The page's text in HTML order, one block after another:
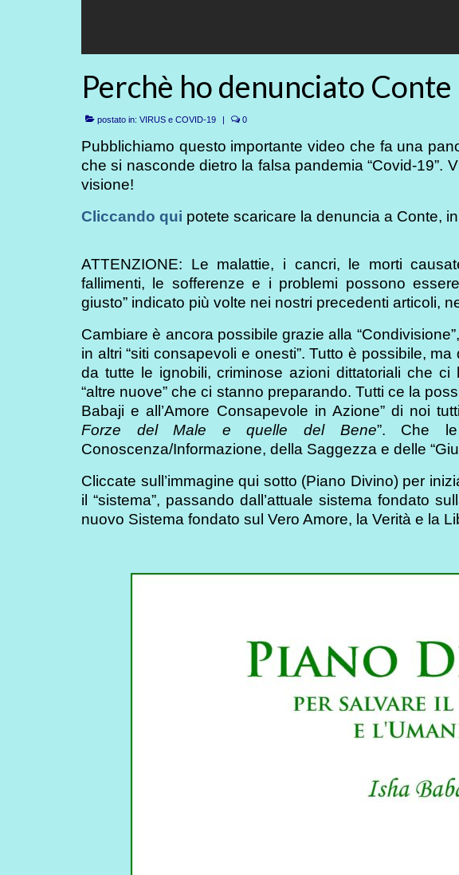
Perchè ho denunciato Conte
postato in: VIRUS e COVID-19 | 0
Pubblichiamo questo importante video che fa una
che si nasconde dietro la falsa pandemia “Covid-19”.
visione!
Cliccando qui potete scaricare la denuncia a Conte,
ATTENZIONE: Le malattie, i cancri, le morti
fallimenti, le sofferenze e i problemi possono
giusto” indicato più volte nei nostri precedenti articoli,
Cambiare è ancora possibile grazie alla
in altri “siti consapevoli e onesti”. Tutto è possibile,
da tutte le ignobili, criminose azioni dittatoriali che
“altre nuove” che ci stanno preparando. Tutti ce la
Babaji e all’Amore Consapevole in Azione” di noi
Forze del Male e quelle del Bene”. Che
Conoscenza/Informazione, della Saggezza e delle
Cliccate sull’immagine qui sotto (Piano Divino) per
il “sistema”, passando dall’attuale sistema fondato
nuovo Sistema fondato sul Vero Amore, la Verità e la